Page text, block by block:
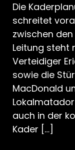
Die
schreitet
zwischen
Leitung steht
Verteidiger
sowie die
MacDonald
auch in der
Kader […]